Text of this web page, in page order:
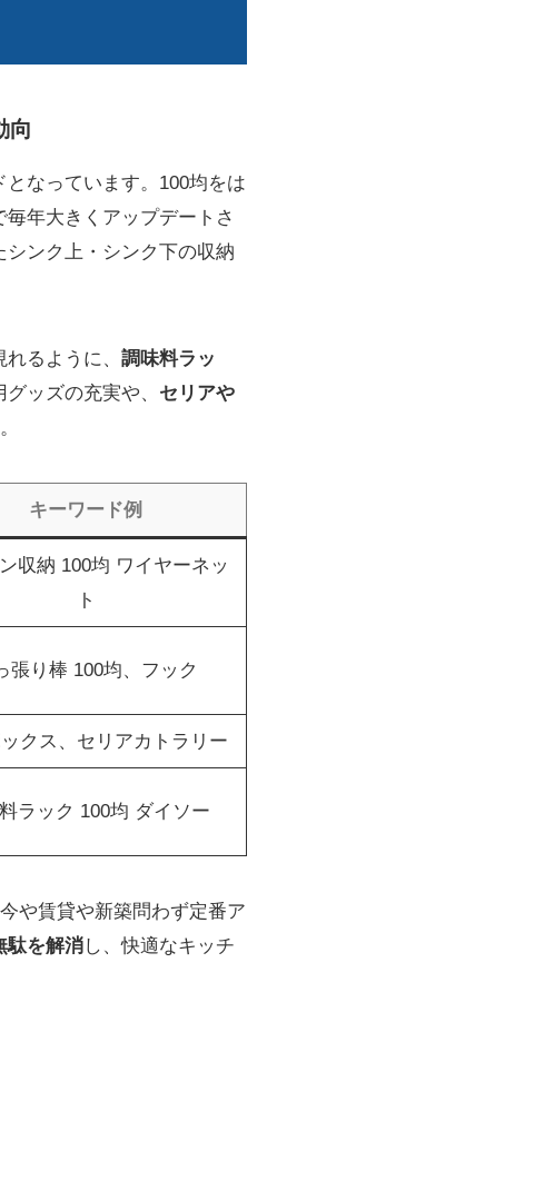
向
となっています。100均をは
年大きくアップデートさ
シンク上・シンク下の収納
るように、 調味料ラッ
ッズの充実や、 セリアや
キーワード例
収納 100均 ワイヤーネッ
ト
張り棒 100均、フック
クス、セリアカトラリー
ラック 100均 ダイソー
や賃貸や新築問わず定番ア
駄を解消し、快適なキッチ